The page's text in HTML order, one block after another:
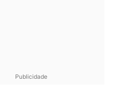
Publicidade